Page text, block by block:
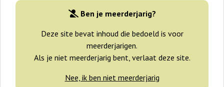
Ben je meerderjarig?
Deze site bevat inhoud die bedoeld is voor
meerderjarigen.
Als je niet meerderjarig bent, verlaat deze site.
Nee, ik ben niet meerderjarig